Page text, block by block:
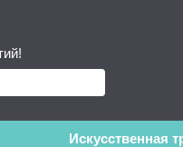
Искусственная